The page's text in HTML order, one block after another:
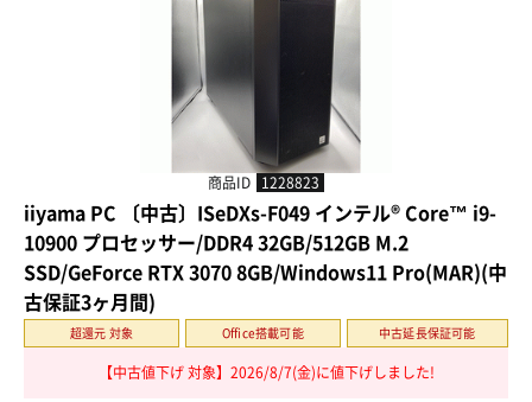
商品ID 1228823
iiyama PC 〔中古〕ISeDXs-F049 インテル® Core™ i9-
10900 プロセッサー/DDR4 32GB/512GB M.2
SSD/GeForce RTX 3070 8GB/Windows11 Pro(MAR)(中
古保証3ヶ月間)
超還元 対象 Office搭載可能 中古延長保証可能
【中古値下げ 対象】2026/8/7(金)に値下げしました!